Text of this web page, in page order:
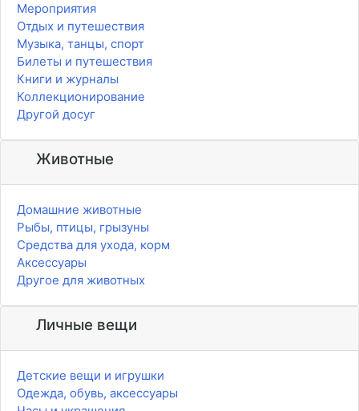
Мероприятия
Отдых и путешествия
Музыка, танцы, спорт
Билеты и путешествия
Книги и журналы
Коллекционирование
Другой досуг
Животные
Домашние животные
Рыбы, птицы, грызуны
Средства для ухода, корм
Аксессуары
Другое для животных
Личные вещи
Детские вещи и игрушки
Одежда, обувь, аксессуары